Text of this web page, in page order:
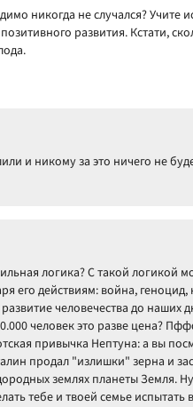
никогда не случался? Учите
развития. Кстати,
и никому за это ничего не
логика? С такой логикой
его действиям: война,
человечества до наших
человек это разве цена?
привычка Нептуна: а вы
продал "излишки" зерна и
землях планеты Земля.
тебе и твоей семье